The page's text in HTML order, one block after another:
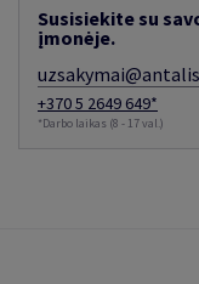
Susisiekite su
įmonėje.
+370 5 2649 649*
*Darbo laikas (8 - 17 val.)